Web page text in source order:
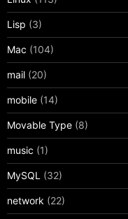
Lisp (3)
Mac (104)
mail (20)
mobile (14)
Movable Type (8)
music (1)
MySQL (32)
network (22)